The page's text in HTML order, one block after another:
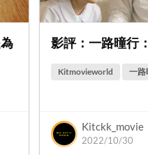
影評：一路曈行
Kitmovieworld 一路
Kitckk_movie
2022/10/30